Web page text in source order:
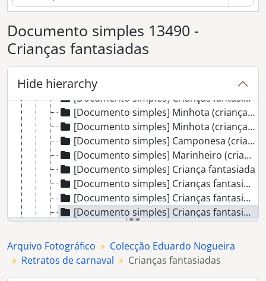
Documento simples 13490 -
Crianças fantasiadas
Hide hierarchy
[Documento simples] Senhora fantasiada
[Documento simples] Senhora fantasiada
[Documento simples] Minhota (criança fantasiada)
[Documento simples] Criança fantasiada
[Documento simples] Campino (criança fantasiada)
[Documento simples] Marinheiros (crianças fantasiadas)
[Documento simples] Crianças fantasiadas
[Documento simples] Minhota (criança fantasiada)
[Documento simples] Minhota (criança fantasiada)
[Documento simples] Camponesa (criança fantasiada)
[Documento simples] Marinheiro (criança fantasiada)
[Documento simples] Criança fantasiada
[Documento simples] Crianças fantasiadas
[Documento simples] Crianças fantasiadas
[Documento simples] Crianças fantasiadas
[Documento simples] Sevilhana (criança fantasiada)
[Documento simples] Dama Antiga (crianças fantasiadas)
[Documento simples] Marinheiro (criança fantasiada)
[Documento simples] Minhota (criança fantasiada)
Arquivo Fotográfico
Colecção Eduardo Nogueira
Retratos de carnaval
Crianças fantasiadas